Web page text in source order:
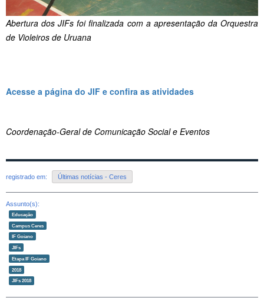
Abertura dos JIFs foi finalizada com a apresentação da Orquestra
de Violeiros de Uruana
Acesse a página do JIF e confira as atividades
Coordenação-Geral de Comunicação Social e Eventos
registrado em: Últimas notícias - Ceres
Assunto(s):
Educação
Campus Ceres
IF Goiano
JIFs
Etapa IF Goiano
2018
JIFs 2018